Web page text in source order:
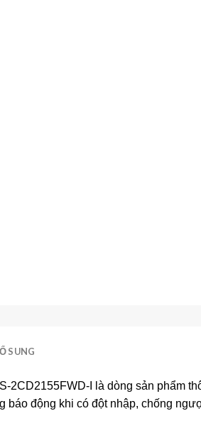
SUNG
2CD2155FWD-I là dòng sản phẩm
báo động khi có đột nhập, chống